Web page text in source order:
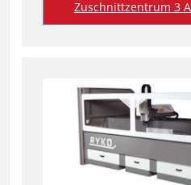
Zuschnittzentrum 3